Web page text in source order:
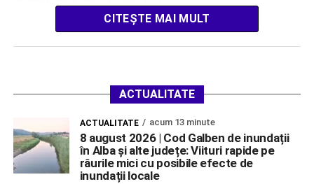
CITEȘTE MAI MULT
ACTUALITATE
ACTUALITATE acum 13 minute
8 august 2026 | Cod Galben de inundații
în Alba și alte județe: Viituri rapide pe
râurile mici cu posibile efecte de
inundații locale